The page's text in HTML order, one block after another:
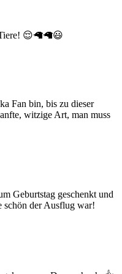
😌🦙🦙😃
Fan bin, bis zu dieser
witzige Art, man muss
Geburtstag geschenkt und
schön der Ausflug war!